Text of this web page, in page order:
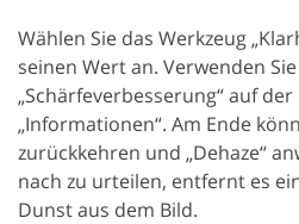
Wählen Sie das Werkzeug
seinen Wert an. Verwenden
„Schärfeverbesserung“ auf
„Informationen“. Am Ende
zurückkehren und „Dehaze“
nach zu urteilen, entfernt es
Dunst aus dem Bild.